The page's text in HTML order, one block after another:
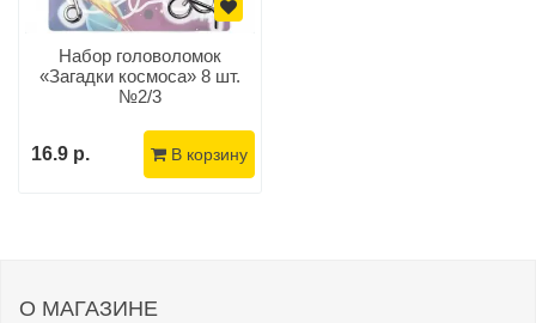
Набор головоломок
«Загадки космоса» 8 шт.
№2/3
16.9 р. В корзину
О МАГАЗИНЕ